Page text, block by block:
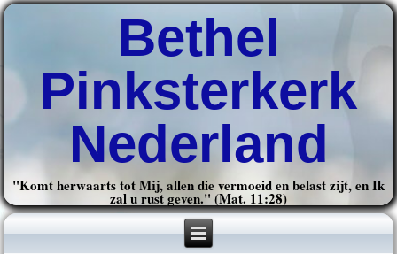
Bethel
Pinksterkerk
Nederland
"Komt herwaarts tot Mij, allen die vermoeid en belast zijt, en Ik
zal u rust geven." (Mat. 11:28)